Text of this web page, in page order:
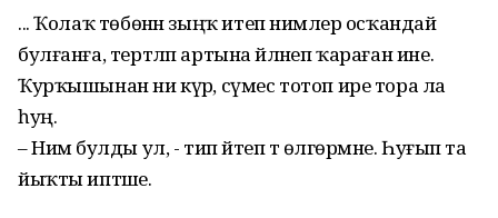
... Ҡолаҡ төбөнән зыңҡ итеп нимәлер осҡандай
булғанға, тертләп артына әйләнеп ҡараған ине.
Ҡурҡышынан ни күрә, сүмес тотоп ире тора ла
һуң.
– Нимә булды ул, - тип әйтеп тә өлгөрмәне. Һуғып та
йыҡты иптәше.